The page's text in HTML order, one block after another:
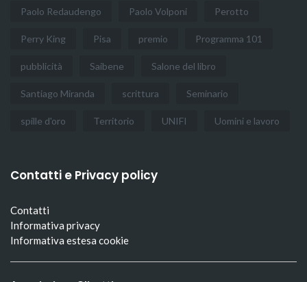
Paolo Redaudengo Paolo Volponi Perotto
Perry King Pisa premio Programma 101
pubblicità Saibene Salone del libro
Santiago Miranda scrittura Seminario
spille d'oro Territorio UNIFI Uomini e lavoro
Contatti e Privacy policy
Contatti
Informativa privacy
Informativa estesa cookie